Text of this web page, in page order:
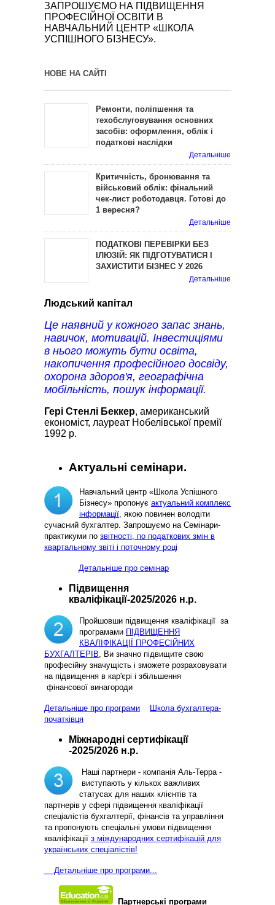
ЗАПРОШУЄМО НА ПІДВИЩЕННЯ
ПРОФЕСІЙНОЇ ОСВІТИ В
НАВЧАЛЬНИЙ ЦЕНТР «ШКОЛА
УСПІШНОГО БІЗНЕСУ».
НОВЕ НА САЙТІ
Ремонти, поліпшення та
техобслуговування основних
засобів: оформлення, облік і
податкові наслідки
Детальніше
Критичність, бронювання та
військовий облік: фінальний
чек-лист роботодавця. Готові до
1 вересня?
Детальніше
ПОДАТКОВІ ПЕРЕВІРКИ БЕЗ
ІЛЮЗІЙ: ЯК ПІДГОТУВАТИСЯ І
ЗАХИСТИТИ БІЗНЕС У 2026
Детальніше
Людський капітал
Це наявний у кожного запас знань,
навичок, мотивацій. Інвестиціями
в нього можуть бути освіта,
накопичення професійного досвіду,
охорона здоров'я, географічна
мобільність, пошук інформації.
Гері Стенлі Беккер, американський
економіст, лауреат Нобелівської премії
1992 р.
Актуальні семінари.
Навчальний центр «Школа Успішного
Бізнесу» пропонує актуальний комплекс
інформації, якою повинен володіти
сучасний бухгалтер. Запрошуємо на Семінари-
практикуми по звітності, по податкових змін в
квартальному звіті і поточному році
Детальніше про семінар
Підвищення
кваліфікації-2025/2026 н.р.
Пройшовши підвищення кваліфікації за
програмами ПІДВИЩЕННЯ
КВАЛІФІКАЦІЇ ПРОФЕСІЙНИХ
БУХГАЛТЕРІВ , Ви значно підвищите свою
професійну значущість і зможете розраховувати
на підвищення в кар'єрі і збільшення
фінансової винагороди
Детальніше про програми
Школа бухгалтера-
початківця
Міжнародні сертифікації
-2025/2026 н.р.
Наші партнери - компанія Аль-Терра -
виступають у кількох важливих
статусах для наших клієнтів та
партнерів у сфері підвищення кваліфікації
спеціалістів бухгалтерії, фінансів та управління
та пропонують спеціальні умови підвищення
кваліфікації з міждународних сертифікацій для
українських спеціалістів!
Детальніше про програми...
Партнерські програми